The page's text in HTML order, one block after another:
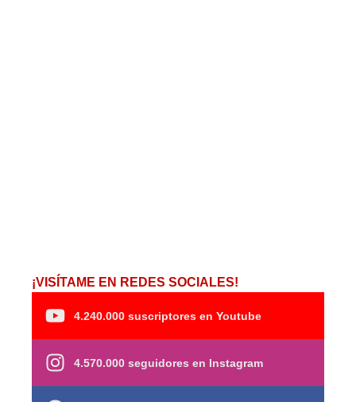
¡VISÍTAME EN REDES SOCIALES!
4.240.000 suscriptores en Youtube
4.570.000 seguidores en Instagram